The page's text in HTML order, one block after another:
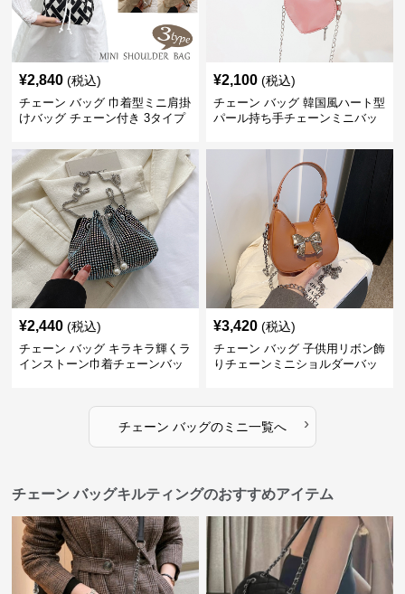
¥2,840 (税込)
チェーン バッグ 巾着型ミニ肩掛
けバッグ チェーン付き 3タイプ
¥2,100 (税込)
チェーン バッグ 韓国風ハート型
パール持ち手チェーンミニバッ
¥2,440 (税込)
チェーン バッグ キラキラ輝くラ
インストーン巾着チェーンバッ
¥3,420 (税込)
チェーン バッグ 子供用リボン飾
りチェーンミニショルダーバッ
チェーン バッグのミニ一覧へ ›
チェーン バッグキルティングのおすすめアイテム